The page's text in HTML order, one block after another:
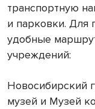
транспортную
и парковки. Для
удобные
учреждений:
Новосибирский
музей и Музей